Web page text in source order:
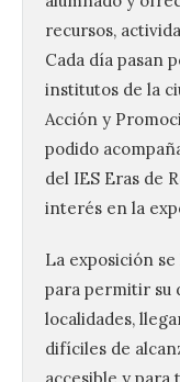
recursos,
Cada día pasan
institutos de la
Acción y
podido
del IES Eras de
interés en la
La exposición
para permitir su
localidades,
difíciles de